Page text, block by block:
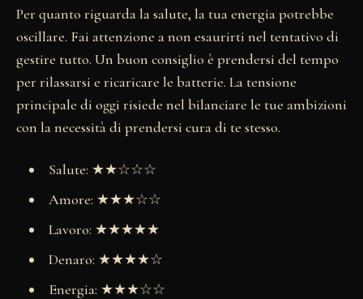
Per quanto riguarda la salute, la tua energia potrebbe
oscillare. Fai attenzione a non esaurirti nel tentativo di
gestire tutto. Un buon consiglio è prendersi del tempo
per rilassarsi e ricaricare le batterie. La tensione
principale di oggi risiede nel bilanciare le tue ambizioni
con la necessità di prendersi cura di te stesso.
Salute: ★★☆☆☆
Amore: ★★★☆☆
Lavoro: ★★★★★
Denaro: ★★★★☆
Energia: ★★★☆☆